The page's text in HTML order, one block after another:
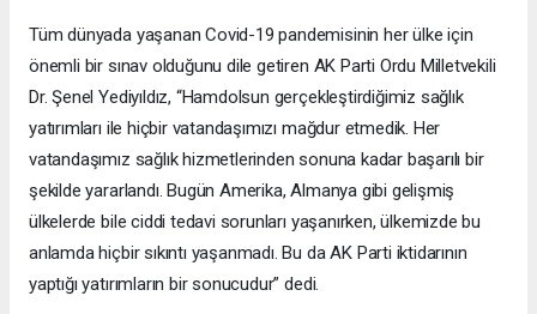
Tüm dünyada yaşanan Covid-19 pandemisinin her ülke için
önemli bir sınav olduğunu dile getiren AK Parti Ordu Milletvekili
Dr. Şenel Yediyıldız, “Hamdolsun gerçekleştirdiğimiz sağlık
yatırımları ile hiçbir vatandaşımızı mağdur etmedik. Her
vatandaşımız sağlık hizmetlerinden sonuna kadar başarılı bir
şekilde yararlandı. Bugün Amerika, Almanya gibi gelişmiş
ülkelerde bile ciddi tedavi sorunları yaşanırken, ülkemizde bu
anlamda hiçbir sıkıntı yaşanmadı. Bu da AK Parti iktidarının
yaptığı yatırımların bir sonucudur” dedi.